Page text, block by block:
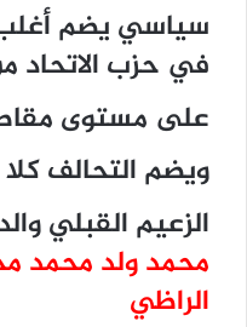
سياسي يضم أغلب
في حزب الاتحاد
على مستوى
ويضم التحالف
الزعيم القبلي
محمد ولد محمد
الراظي